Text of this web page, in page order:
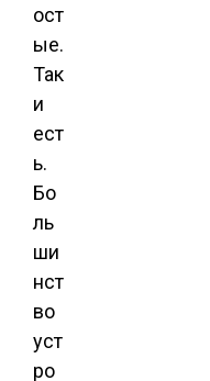
ост
ые.
Так
и
ест
ь.
Бо
ль
ши
нст
во
уст
ро